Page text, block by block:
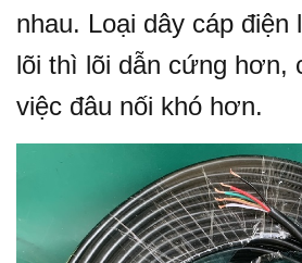
nhau. Loại dây cáp
lõi thì lõi dẫn cứng hơn,
việc đâu nối khó hơn.